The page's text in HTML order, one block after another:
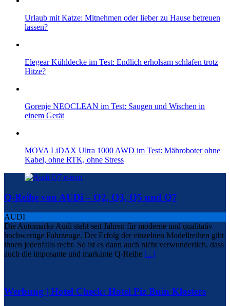
Urlaub mit Katze: Mitnehmen oder lieber zu Hause betreuen
lassen?
Elegear Kühldecke im Test: Endlich erholsam schlafen trotz
Hitze?
Gorenje NEOCLEAN im Test: Saugen und Wischen in
einem Gerät
MOVA LiDAX Ultra 1000 AWD im Test: Mähroboter ohne
Kabel, ohne RTK, ohne Stress
Q-Reihe von AUDi – Q2, Q3, Q5 und Q7
AUDI
Die Automarke Audi steht seit Jahren für moderne und qualitativ
hochwertige Fahrzeuge. Der Erfolg der einzelnen Modellreihen gibt
ihnen jedenfalls recht. So ist es dann auch nicht verwunderlich, dass
auch die imposante und markante Q-Reihe [...]
Werbung | Hotel Check: Hotel Piz Buin Klosters